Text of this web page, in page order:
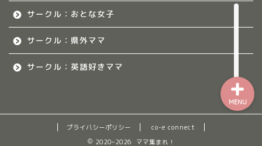
サークル：おとな女子
サークル：県外ママ
サークル：英語好きママ
プライバシーポリシー
co-e connect
2020–2026 ママ集まれ！
MENU
令和8年度子育て応援活動人